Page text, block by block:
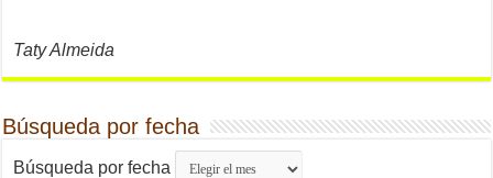
Taty Almeida
Búsqueda por fecha
Búsqueda por fecha